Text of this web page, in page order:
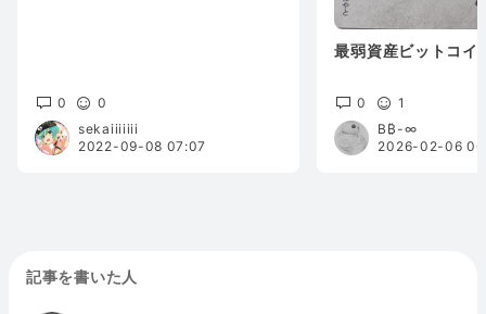
0
0
sekaiiiiiii
2022-09-08 07:07
最弱資産ビットコイ
0
1
B₿-∞
2026-02-06
記事を書いた人